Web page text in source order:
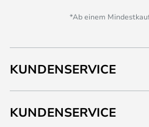
*Ab einem
KUNDENSERVICE
KUNDENSERVICE